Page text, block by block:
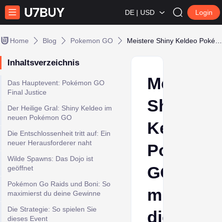
DE | USD Login
Home Blog Pokemon GO
Inhaltsverzeichnis
Das Hauptevent: Pokémon GO
Final Justice
Der Heilige Gral: Shiny Keldeo im
neuen Pokémon GO
Die Entschlossenheit tritt auf: Ein
neuer Herausforderer naht
Wilde Spawns: Das Dojo ist
geöffnet
Pokémon Go Raids und Boni: So
maximierst du deine Gewinne
Die Strategie: So spielen Sie
dieses Event
Meistere
Shiny
Keldeo
GO
mit
diesem